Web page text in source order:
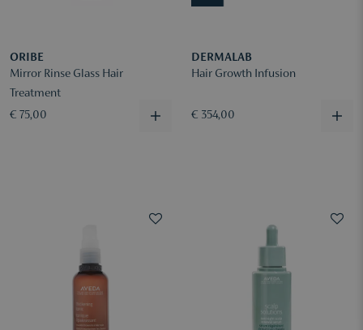
ORIBE
Mirror Rinse Glass Hair
Treatment
€ 75,00
DERMALAB
Hair Growth Infusion
€ 354,00